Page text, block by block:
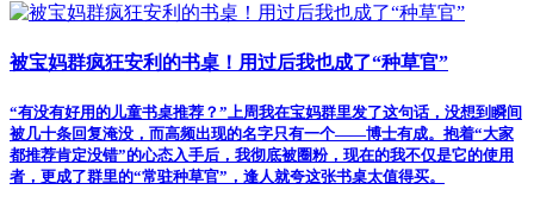
被宝妈群疯狂安利的书桌！用过后我也成了“种草官”
“有没有好用的儿童书桌推荐？”上周我在宝妈群里发了这句话，没想到瞬间
被几十条回复淹没，而高频出现的名字只有一个——博士有成。抱着“大家
都推荐肯定没错”的心态入手后，我彻底被圈粉，现在的我不仅是它的使用
者，更成了群里的“常驻种草官”，逢人就夸这张书桌太值得买。